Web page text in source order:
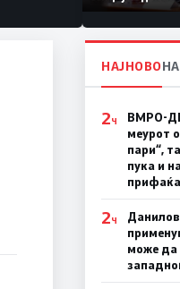
Коридор 8,
станува
Балканот
НАЈНОВО
2Ч
ВМРО-
меурот
пари“,
пука и
2Ч
може да